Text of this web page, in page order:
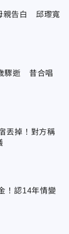
親告白 邱瓈寬
驟逝 昔合唱
丟掉！對方稱
！認14年情變